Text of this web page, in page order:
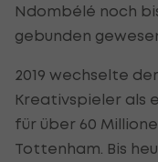
Ndombélé noch
gebunden
2019 wechselte
Kreativspieler als
für über 60
Tottenham. Bis